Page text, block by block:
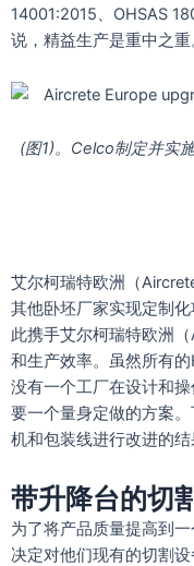
14001:2015、OHSAS
说，精益生产是重中之重
(图1)。Celco制定并实
艾尔柯瑞特欧洲（
其他卧坯厂家实现定制
此携手艾尔柯瑞特欧洲
和生产效率。虽然所有
没有一个工厂在设计和
要一个量身定做的方案
机和包装线进行改进的结
带升降台的切
为了将产品质量提高到
决定对他们现有的切割